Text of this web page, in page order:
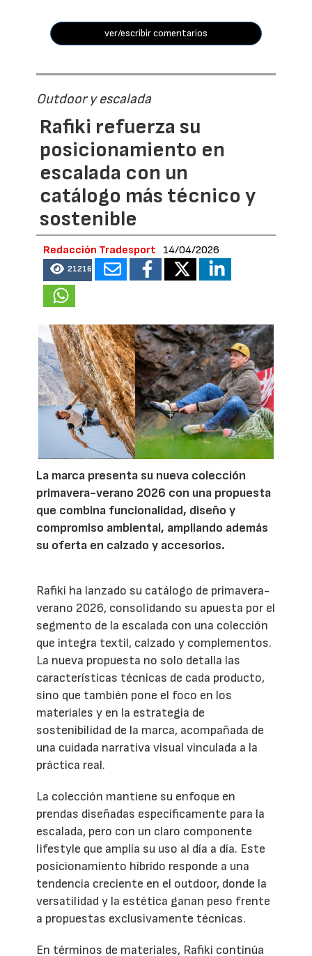
ver/escribir comentarios
Outdoor y escalada
Rafiki refuerza su
posicionamiento en
escalada con un
catálogo más técnico y
sostenible
Redacción Tradesport 14/04/2026
21216
La marca presenta su nueva colección
primavera-verano 2026 con una propuesta
que combina funcionalidad, diseño y
compromiso ambiental, ampliando además
su oferta en calzado y accesorios.
Rafiki ha lanzado su catálogo de primavera-
verano 2026, consolidando su apuesta por el
segmento de la escalada con una colección
que integra textil, calzado y complementos.
La nueva propuesta no solo detalla las
características técnicas de cada producto,
sino que también pone el foco en los
materiales y en la estrategia de
sostenibilidad de la marca, acompañada de
una cuidada narrativa visual vinculada a la
práctica real.
La colección mantiene su enfoque en
prendas diseñadas específicamente para la
escalada, pero con un claro componente
lifestyle que amplía su uso al día a día. Este
posicionamiento híbrido responde a una
tendencia creciente en el outdoor, donde la
versatilidad y la estética ganan peso frente
a propuestas exclusivamente técnicas.
En términos de materiales, Rafiki continúa